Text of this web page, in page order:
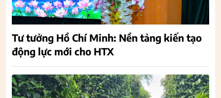
Tư tưởng Hồ Chí Minh: Nền tảng kiến tạo
động lực mới cho HTX